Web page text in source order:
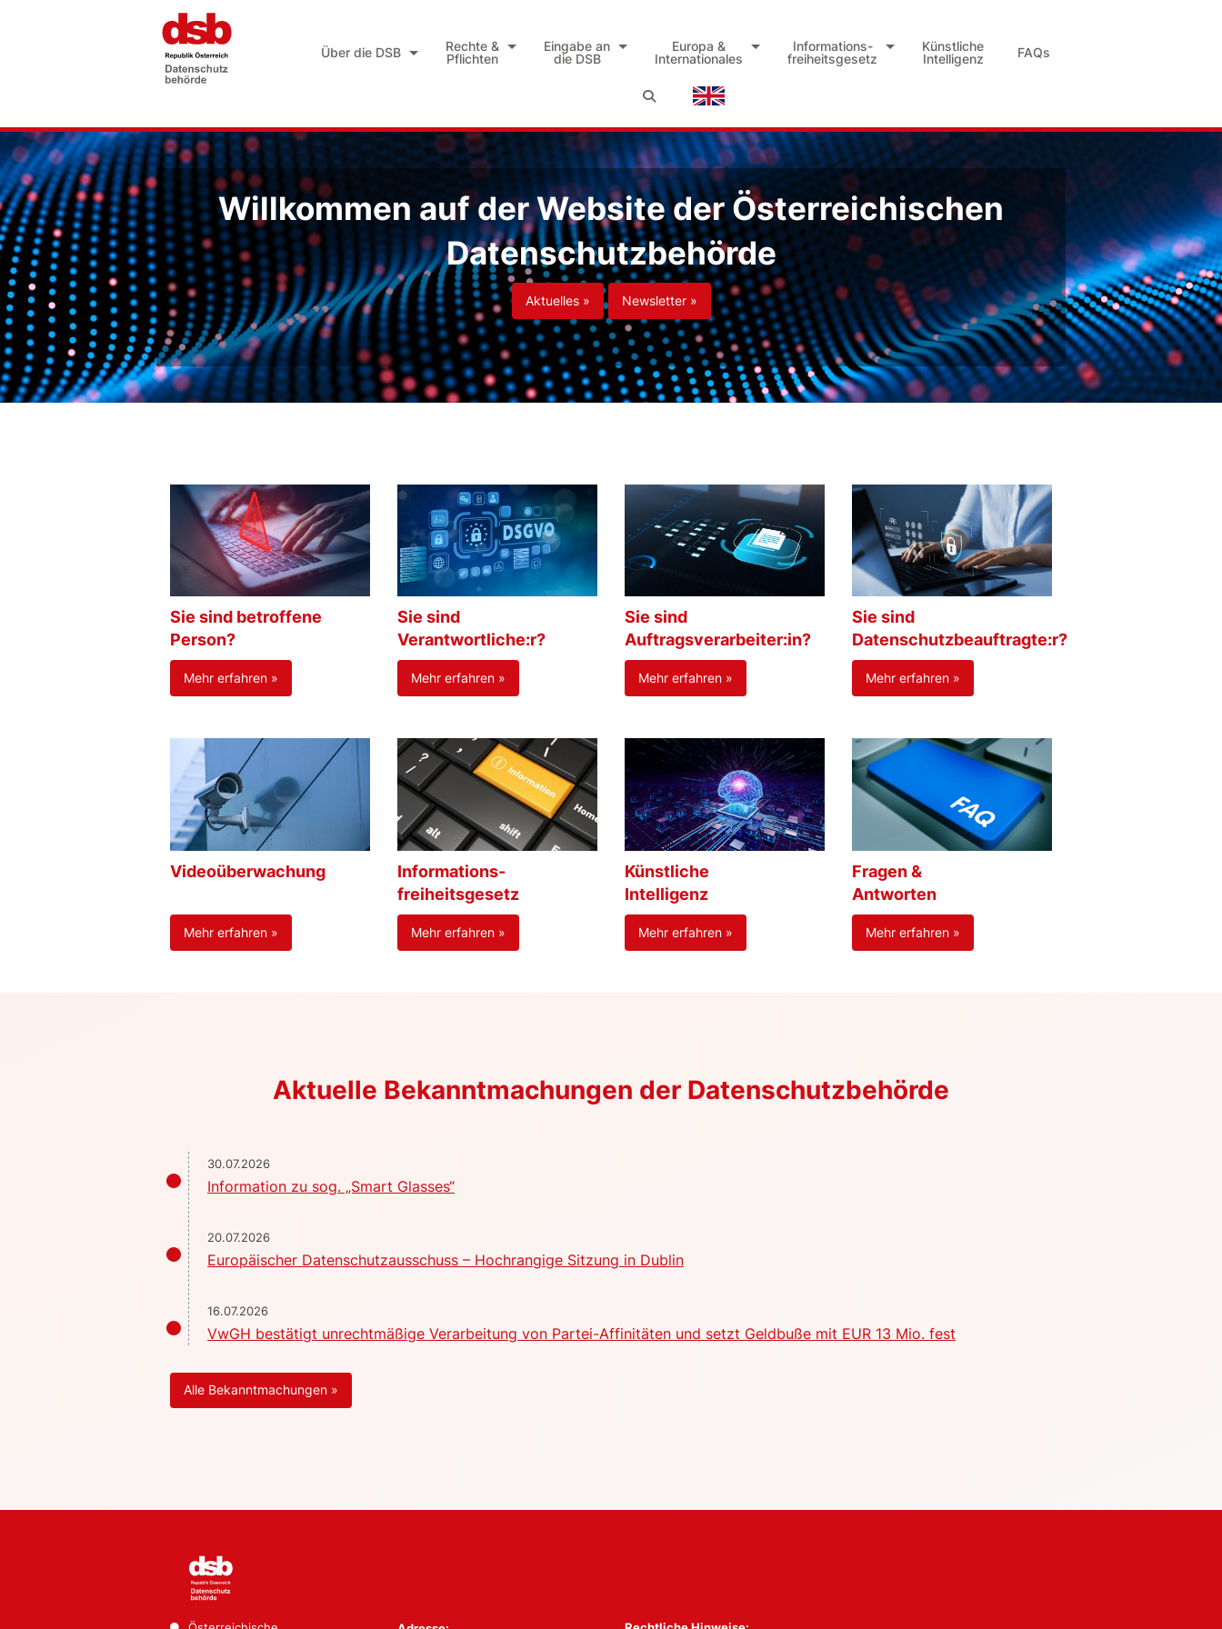
Über die DSB
Rechte &
Pflichten
Eingabe an
die DSB
Europa &
Internationales
Informations-
freiheitsgesetz
Künstliche
Intelligenz
FAQs
Willkommen auf der Website der Österreichischen
Datenschutzbehörde
Aktuelles » Newsletter »
Sie sind betroffene
Person?
Mehr erfahren »
Sie sind
Verantwortliche:r?
Mehr erfahren »
Sie sind
Auftragsverarbeiter:in?
Mehr erfahren »
Sie sind
Datenschutzbeauftragte:r?
Mehr erfahren »
Videoüberwachung
Mehr erfahren »
Informations-
freiheitsgesetz
Mehr erfahren »
Künstliche
Intelligenz
Mehr erfahren »
Fragen &
Antworten
Mehr erfahren »
Aktuelle Bekanntmachungen der Datenschutzbehörde
30.07.2026
Information zu sog. „Smart Glasses“
20.07.2026
Europäischer Datenschutzausschuss – Hochrangige Sitzung in Dublin
16.07.2026
VwGH bestätigt unrechtmäßige Verarbeitung von Partei-Affinitäten und setzt Geldbuße mit EUR 13 Mio. fest
Alle Bekanntmachungen »